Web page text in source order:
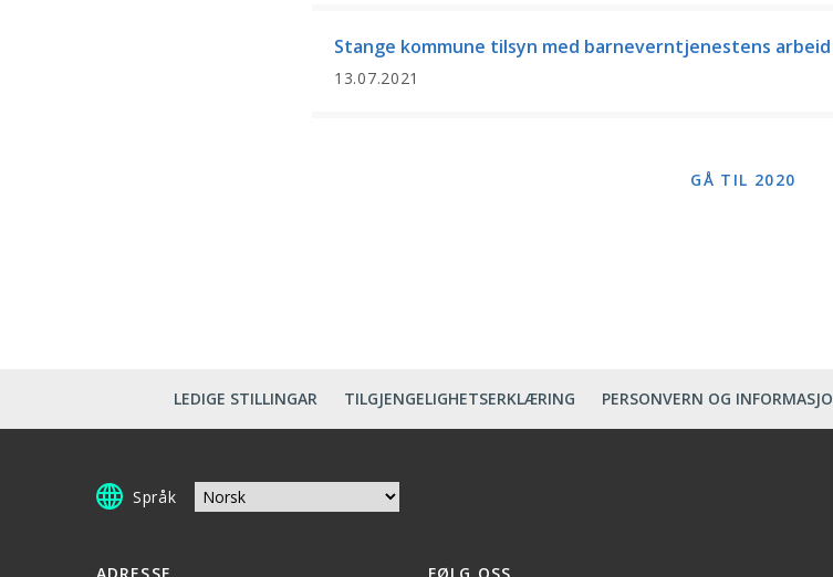
Stange kommune tilsyn med barneverntjenestens arbeid
13.07.2021
GÅ TIL 2020
LEDIGE STILLINGAR TILGJENGELIGHETSERKLÆRING PERSONVERN OG
Språk